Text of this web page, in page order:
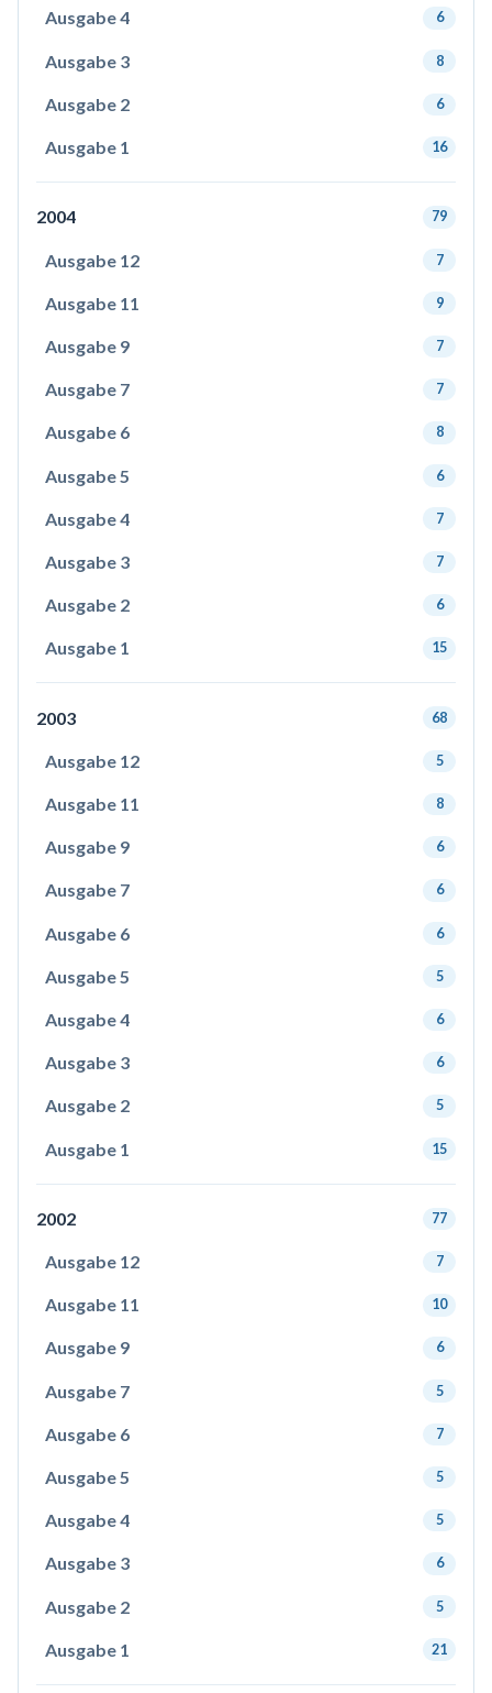
Ausgabe 4 6
Ausgabe 3 8
Ausgabe 2 6
Ausgabe 1 16
2004 79
Ausgabe 12 7
Ausgabe 11 9
Ausgabe 9 7
Ausgabe 7 7
Ausgabe 6 8
Ausgabe 5 6
Ausgabe 4 7
Ausgabe 3 7
Ausgabe 2 6
Ausgabe 1 15
2003 68
Ausgabe 12 5
Ausgabe 11 8
Ausgabe 9 6
Ausgabe 7 6
Ausgabe 6 6
Ausgabe 5 5
Ausgabe 4 6
Ausgabe 3 6
Ausgabe 2 5
Ausgabe 1 15
2002 77
Ausgabe 12 7
Ausgabe 11 10
Ausgabe 9 6
Ausgabe 7 5
Ausgabe 6 7
Ausgabe 5 5
Ausgabe 4 5
Ausgabe 3 6
Ausgabe 2 5
Ausgabe 1 21